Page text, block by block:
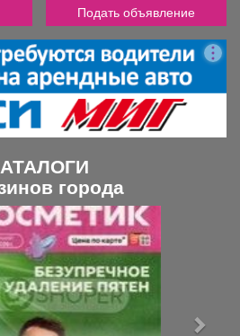
Подать объявление
города